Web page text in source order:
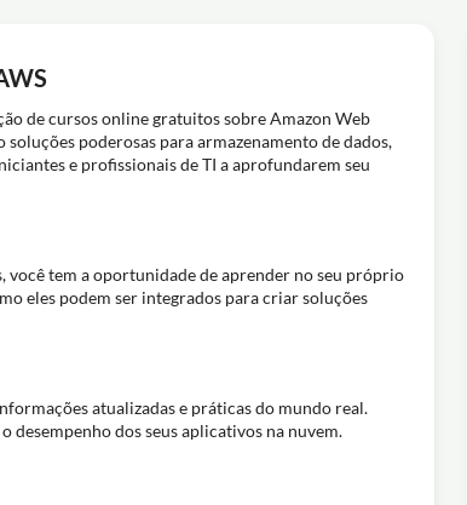
de cursos online gratuitos sobre Amazon Web
poderosas para armazenamento de dados,
e profissionais de TI a aprofundarem seu
você tem a oportunidade de aprender no seu próprio
eles podem ser integrados para criar soluções
atualizadas e práticas do mundo real.
dos seus aplicativos na nuvem.